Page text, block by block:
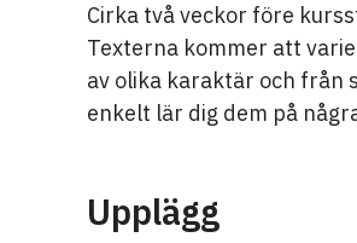
Cirka två veckor före
Texterna kommer att
av olika karaktär och från
enkelt lär dig dem på
Upplägg